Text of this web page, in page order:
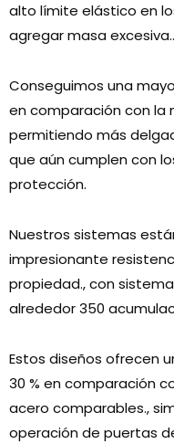
alto límite elástico en
agregar masa excesiva..
Conseguimos una
en comparación con la
permitiendo más
que aún cumplen con
protección.
Nuestros sistemas
impresionante
propiedad., con
alrededor 350
Estos diseños ofrecen
30 % en comparación
acero comparables.,
operación de puertas